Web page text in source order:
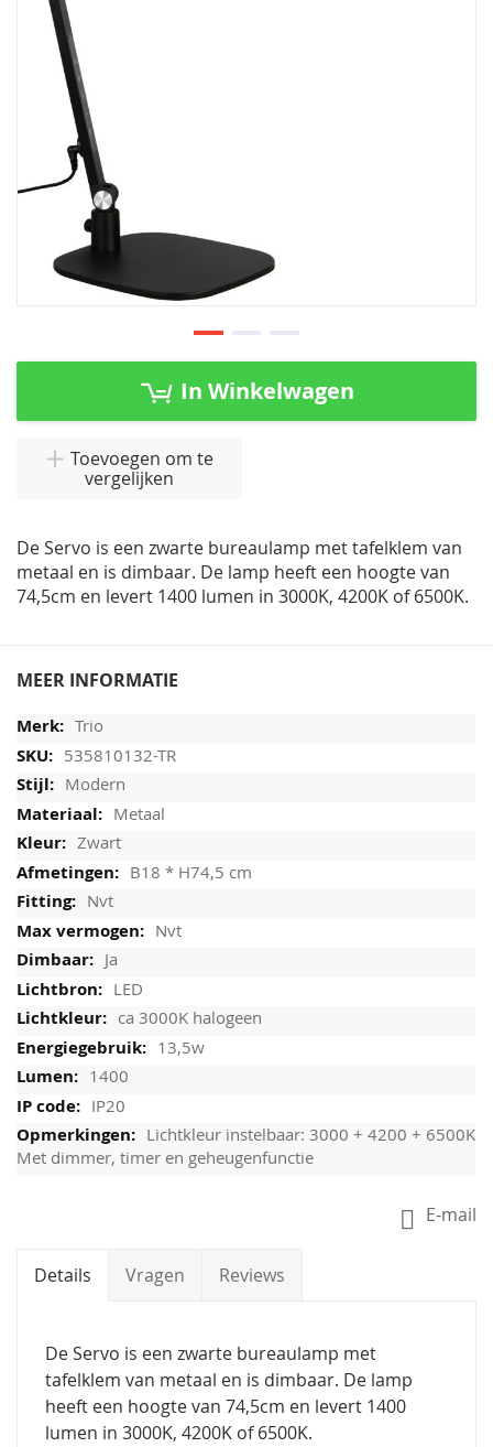
gallerij
Ga
In Winkelwagen
Toevoegen om te
vergelijken
De Servo is een zwarte bureaulamp met tafelklem van
metaal en is dimbaar. De lamp heeft een hoogte van
74,5cm en levert 1400 lumen in 3000K, 4200K of 6500K.
MEER INFORMATIE
Trio
535810132-TR
Modern
Metaal
Zwart
B18 * H74,5 cm
Nvt
Nvt
Ja
LED
ca 3000K halogeen
13,5w
1400
IP20
Lichtkleur instelbaar: 3000 + 4200 + 6500K
Met dimmer, timer en geheugenfunctie
E-mail
Details Vragen Reviews
De Servo is een zwarte bureaulamp met
tafelklem van metaal en is dimbaar. De lamp
heeft een hoogte van 74,5cm en levert 1400
lumen in 3000K, 4200K of 6500K.